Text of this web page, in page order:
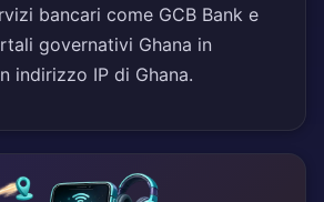
bancari come GCB Bank e
governativi Ghana in
indirizzo IP di Ghana.